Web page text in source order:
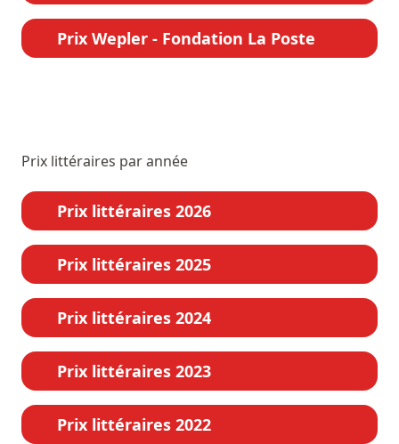
Prix Wepler - Fondation La Poste
Prix littéraires par année
Prix littéraires 2026
Prix littéraires 2025
Prix littéraires 2024
Prix littéraires 2023
Prix littéraires 2022